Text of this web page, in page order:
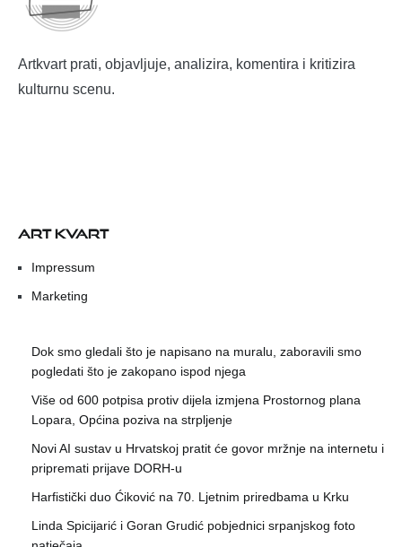
Artkvart prati, objavljuje, analizira, komentira i kritizira
kulturnu scenu.
ART KVART
Impressum
Marketing
Dok smo gledali što je napisano na muralu, zaboravili smo
pogledati što je zakopano ispod njega
Više od 600 potpisa protiv dijela izmjena Prostornog plana
Lopara, Općina poziva na strpljenje
Novi AI sustav u Hrvatskoj pratit će govor mržnje na internetu i
pripremati prijave DORH-u
Harfistički duo Ćiković na 70. Ljetnim priredbama u Krku
Linda Spicijarić i Goran Grudić pobjednici srpanjskog foto